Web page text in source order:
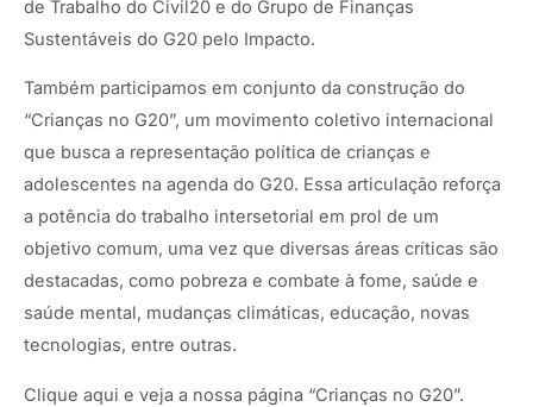
de Trabalho do Civil20 e do Grupo de Finanças
Sustentáveis do G20 pelo Impacto.
Também participamos em conjunto da construção do
“Crianças no G20”, um movimento coletivo internacional
que busca a representação política de crianças e
adolescentes na agenda do G20. Essa articulação reforça
a potência do trabalho intersetorial em prol de um
objetivo comum, uma vez que diversas áreas críticas são
destacadas, como pobreza e combate à fome, saúde e
saúde mental, mudanças climáticas, educação, novas
tecnologias, entre outras.
Clique aqui e veja a nossa página “Crianças no G20”.